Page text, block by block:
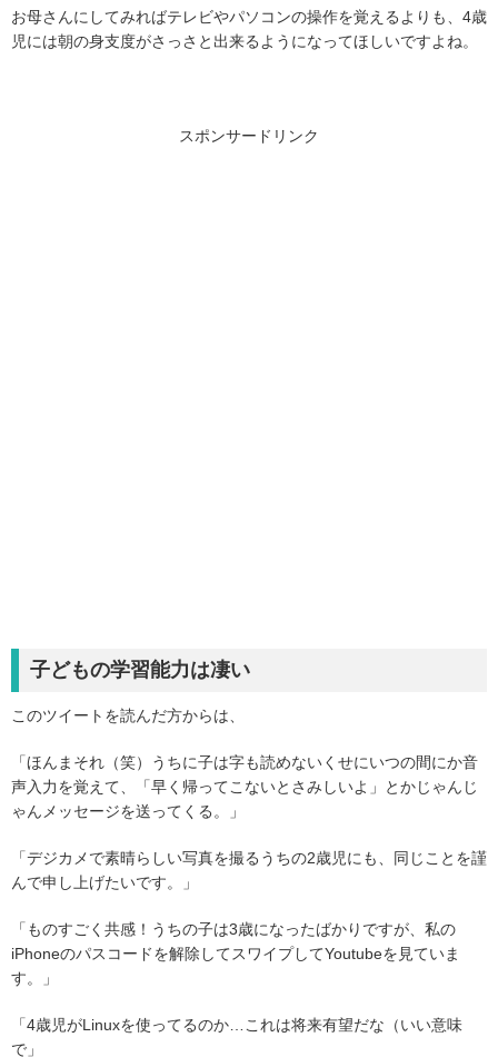
お母さんにしてみればテレビやパソコンの操作を覚えるよりも、4歳
児には朝の身支度がさっさと出来るようになってほしいですよね。
スポンサードリンク
子どもの学習能力は凄い
このツイートを読んだ方からは、
「ほんまそれ（笑）うちに子は字も読めないくせにいつの間にか音
声入力を覚えて、「早く帰ってこないとさみしいよ」とかじゃんじ
ゃんメッセージを送ってくる。」
「デジカメで素晴らしい写真を撮るうちの2歳児にも、同じことを謹
んで申し上げたいです。」
「ものすごく共感！うちの子は3歳になったばかりですが、私の
iPhoneのパスコードを解除してスワイプしてYoutubeを見ていま
す。」
「4歳児がLinuxを使ってるのか…これは将来有望だな（いい意味
で」